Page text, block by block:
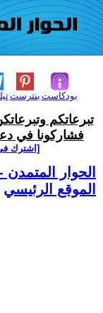
بنترست بودكاست
تبرعاتكم
فشاركونا في
[اشترك
الحوار المتمدن
الموقع الرئيسي